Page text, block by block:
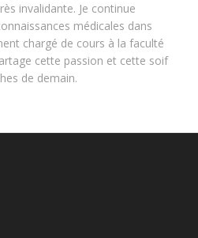
invalidante. Je continue
médicales dans
chargé de cours à la faculté
cette passion et cette soif
de demain.